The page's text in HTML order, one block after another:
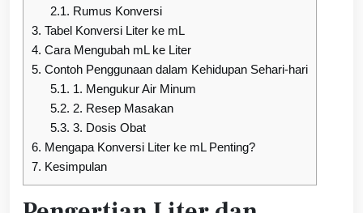
2.1. Rumus Konversi
3. Tabel Konversi Liter ke mL
4. Cara Mengubah mL ke Liter
5. Contoh Penggunaan dalam Kehidupan Sehari-hari
5.1. 1. Mengukur Air Minum
5.2. 2. Resep Masakan
5.3. 3. Dosis Obat
6. Mengapa Konversi Liter ke mL Penting?
7. Kesimpulan